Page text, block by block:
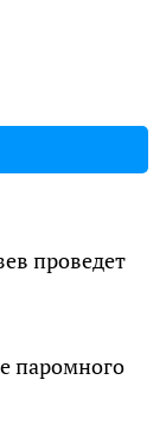
проведет
паромного